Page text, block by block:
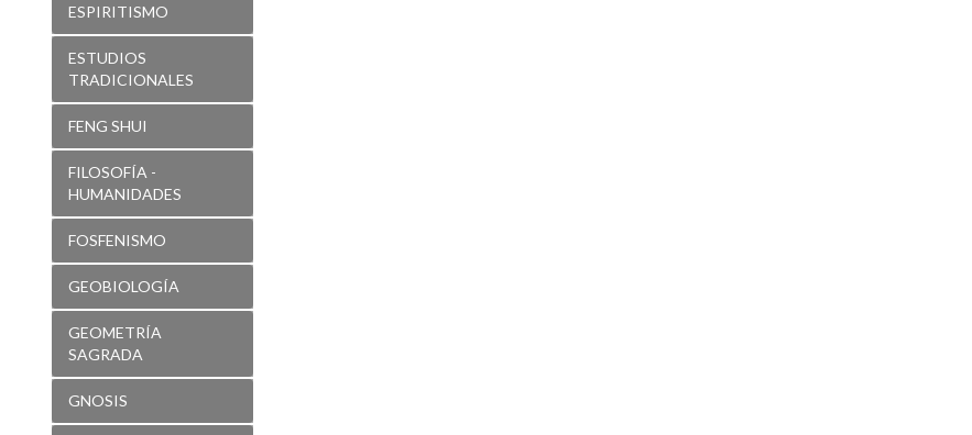
ESPIRITISMO
ESTUDIOS
TRADICIONALES
FENG SHUI
FILOSOFÍA -
HUMANIDADES
FOSFENISMO
GEOBIOLOGÍA
GEOMETRÍA
SAGRADA
GNOSIS